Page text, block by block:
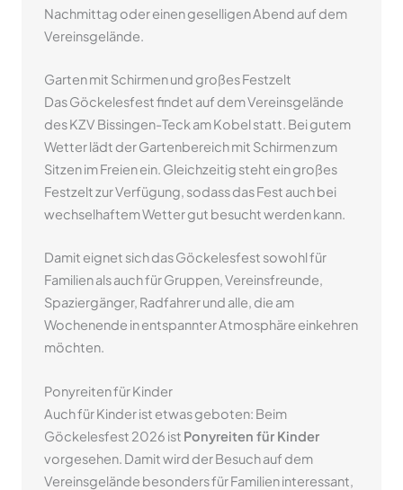
Nachmittag oder einen geselligen Abend auf dem
Vereinsgelände.
Garten mit Schirmen und großes Festzelt
Das Göckelesfest findet auf dem Vereinsgelände
des KZV Bissingen-Teck am Kobel statt. Bei gutem
Wetter lädt der Gartenbereich mit Schirmen zum
Sitzen im Freien ein. Gleichzeitig steht ein großes
Festzelt zur Verfügung, sodass das Fest auch bei
wechselhaftem Wetter gut besucht werden kann.
Damit eignet sich das Göckelesfest sowohl für
Familien als auch für Gruppen, Vereinsfreunde,
Spaziergänger, Radfahrer und alle, die am
Wochenende in entspannter Atmosphäre einkehren
möchten.
Ponyreiten für Kinder
Auch für Kinder ist etwas geboten: Beim
Göckelesfest 2026 ist Ponyreiten für Kinder
vorgesehen. Damit wird der Besuch auf dem
Vereinsgelände besonders für Familien interessant,